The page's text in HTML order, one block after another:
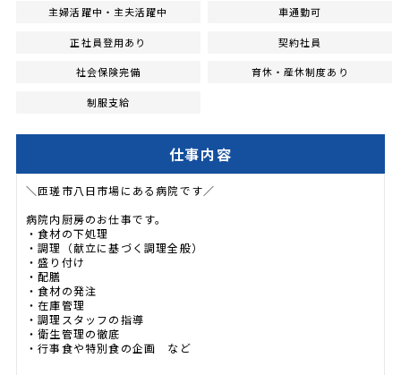
主婦活躍中・主夫活躍中 車通勤可
正社員登用あり 契約社員
社会保険完備 育休・産休制度あり
制服支給
仕事内容
＼匝瑳市八日市場にある病院です／
病院内厨房のお仕事です。
・食材の下処理
・調理（献立に基づく調理全般）
・盛り付け
・配膳
・食材の発注
・在庫管理
・調理スタッフの指導
・衛生管理の徹底
・行事食や特別食の企画 など